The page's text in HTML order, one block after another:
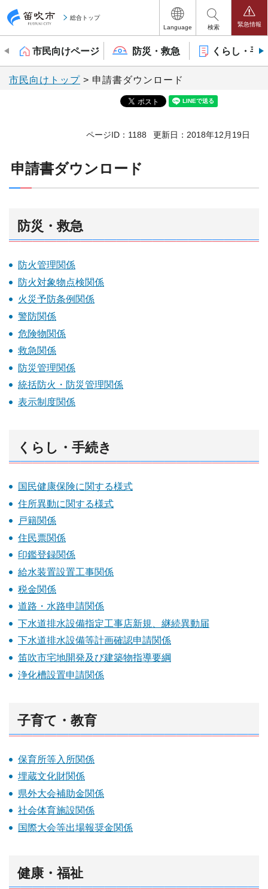
笛吹市
総合トップ
Language
検索 緊急情報
市民向けページ 防災・救急 くらし・手
市民向けトップ > 申請書ダウンロード
ページID：1188 更新日：2018年12月19日
申請書ダウンロード
防災・救急
防火管理関係
防火対象物点検関係
火災予防条例関係
警防関係
危険物関係
救急関係
防災管理関係
統括防火・防災管理関係
表示制度関係
くらし・手続き
国民健康保険に関する様式
住所異動に関する様式
戸籍関係
住民票関係
印鑑登録関係
給水装置設置工事関係
税金関係
道路・水路申請関係
下水道排水設備指定工事店新規、継続異動届
下水道排水設備等計画確認申請関係
笛吹市宅地開発及び建築物指導要綱
浄化槽設置申請関係
子育て・教育
保育所等入所関係
埋蔵文化財関係
県外大会補助金関係
社会体育施設関係
国際大会等出場報奨金関係
健康・福祉